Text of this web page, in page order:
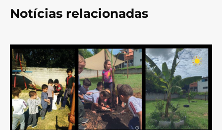
Notícias relacionadas